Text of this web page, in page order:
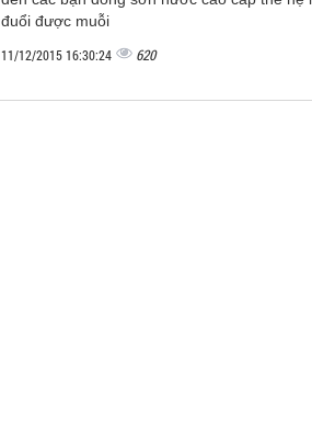
đuổi được muỗi
11/12/2015 16:30:24 620